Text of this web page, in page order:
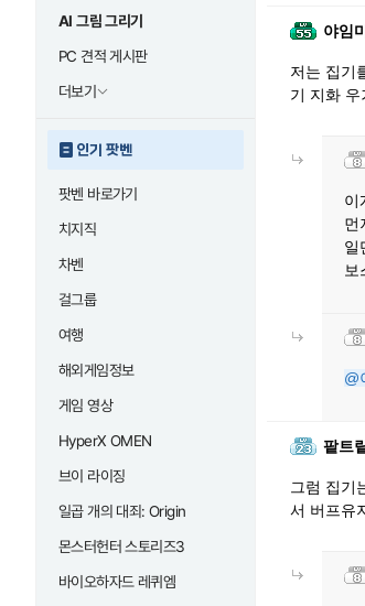
AI 그림 그리기
PC 견적 게시판
더보기
인기 팟벤
팟벤 바로가기
치지직
차벤
걸그룹
여행
해외게임정보
게임 영상
HyperX OMEN
브이 라이징
일곱 개의 대죄: Origin
몬스터헌터 스토리즈3
바이오하자드 레퀴엠
야임
저는 집기
기 지화
이
먼
일
보
@
팥트
그럼 집기
서 버프유